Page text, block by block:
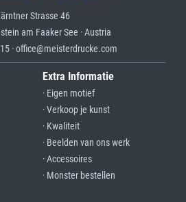
Strasse 46
am Faaker See · Austria
· office@meisterdrucke.com
Extra Informatie
· Eigen motief
· Verkoop je kunst
· Kwaliteit
· Beelden van ons werk
· Accessoires
· Monster bestellen